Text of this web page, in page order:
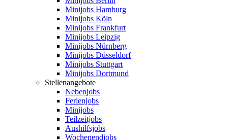
Minijobs Hamburg
Minijobs Köln
Minijobs Frankfurt
Minijobs Leipzig
Minijobs Nürnberg
Minijobs Düsseldorf
Minijobs Stuttgart
Minijobs Dortmund
Stellenangebote
Nebenjobs
Ferienjobs
Minijobs
Teilzeitjobs
Aushilfsjobs
Wochenendjobs